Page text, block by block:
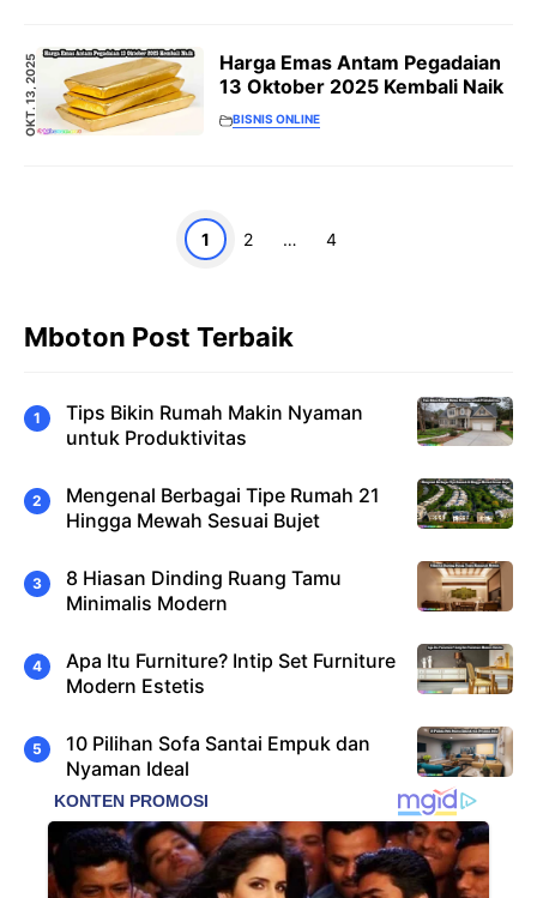
OKT. 13, 2025
Harga Emas Antam Pegadaian
13 Oktober 2025 Kembali Naik
BISNIS ONLINE
Halaman
1 Halaman
2 … Halaman
4
Mboton Post Terbaik
Tips Bikin Rumah Makin Nyaman
untuk Produktivitas
Mengenal Berbagai Tipe Rumah 21
Hingga Mewah Sesuai Bujet
8 Hiasan Dinding Ruang Tamu
Minimalis Modern
Apa Itu Furniture? Intip Set Furniture
Modern Estetis
10 Pilihan Sofa Santai Empuk dan
Nyaman Ideal